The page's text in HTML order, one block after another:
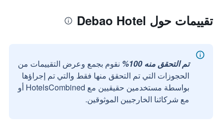
تقييمات حول Debao Hotel
تم التحقق منه 100%
نقوم بجمع وعرض التقييمات من
الحجوزات التي تم التحقق منها فقط والتي تم إجراؤها
بواسطة مستخدمين حقيقيين مع HotelsCombined أو
مع شركائنا الخارجيين الموثوقين.